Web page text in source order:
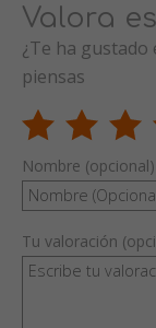
Valora
¿Te ha gustado
piensas
Nombre (opcional)
Tu valoración